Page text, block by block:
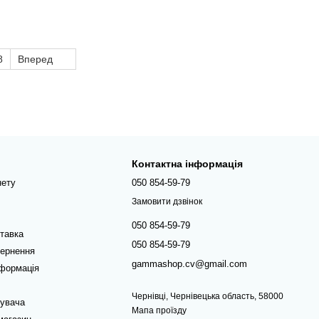
Вперед
Контактна інформація
050 854-59-79
Замовити дзвінок
050 854-59-79
050 854-59-79
gammashop.cv@gmail.com
Чернівці, Чернівецька область, 58000
Мапа проїзду